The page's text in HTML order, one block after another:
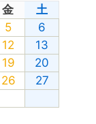
金
土
5
6
12
13
19
20
26
27